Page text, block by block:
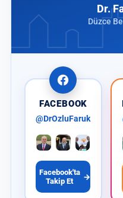
Dr.
Düzce
FACEBOOK
@DrOzluFaruk
Facebook'ta
Takip Et
→